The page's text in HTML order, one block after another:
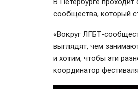
сообщества, который
«Вокруг ЛГБТ-
выглядят, чем
и хотим, чтобы эти
координатор